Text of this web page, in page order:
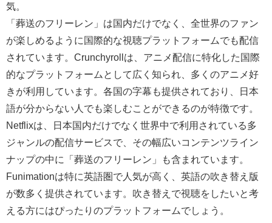
気。
「葬送のフリーレン」は国内だけでなく、全世界のファン
が楽しめるように国際的な視聴プラットフォームでも配信
されています。Crunchyrollは、アニメ配信に特化した国際
的なプラットフォームとして広く知られ、多くのアニメ好
きが利用しています。各国の字幕も提供されており、日本
語が分からない人でも楽しむことができるのが特徴です。
Netflixは、日本国内だけでなく世界中で利用されている多
ジャンルの配信サービスで、その幅広いコンテンツライン
ナップの中に「葬送のフリーレン」も含まれています。
Funimationは特に英語圏で人気が高く、英語の吹き替え版
が数多く提供されています。吹き替えで視聴をしたいと考
える方にはぴったりのプラットフォームでしょう。